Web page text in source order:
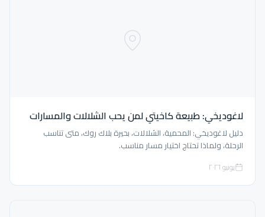
لاغوديخي: طبيعة كاخيتي لمن يحب الشلالات والمسارات
دليل لاغوديخي: المحمية، الشلالات، بحيرة بلاك روك، متى تناسب
الرحلة، ولماذا تحتاج اختيار مسار مناسب.
يونيو ٢٠٢٦